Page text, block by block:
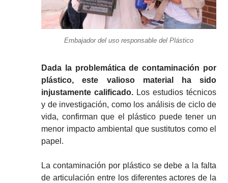
Embajador del uso responsable del Plástico
Dada la problemática de contaminación por
plástico, este valioso material ha sido
injustamente calificado. Los estudios técnicos
y de investigación, como los análisis de ciclo de
vida, confirman que el plástico puede tener un
menor impacto ambiental que sustitutos como el
papel.
La contaminación por plástico se debe a la falta
de articulación entre los diferentes actores de la